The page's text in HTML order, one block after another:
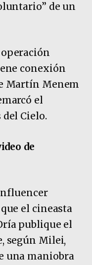
de un
operación
conexión
Martín Menem
el
del Cielo.
de
el cineasta
publique el
según Milei,
una maniobra